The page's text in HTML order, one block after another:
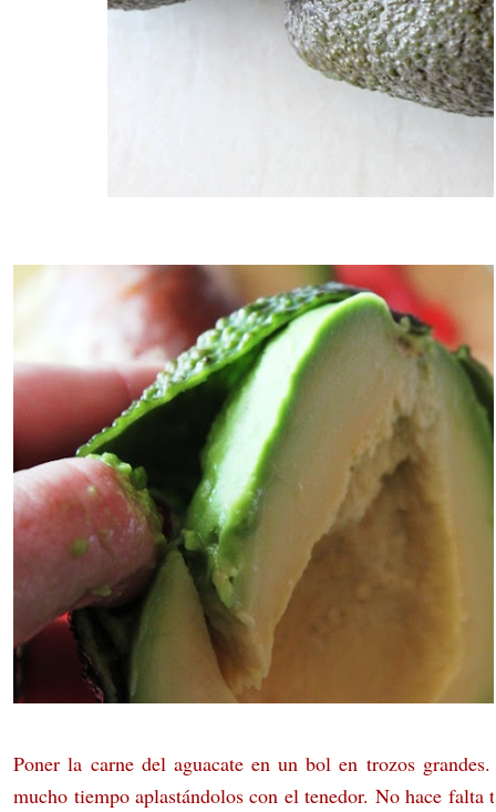
Poner la carne del aguacate en un bol en trozos
mucho tiempo aplastándolos con el tenedor. No hace falta